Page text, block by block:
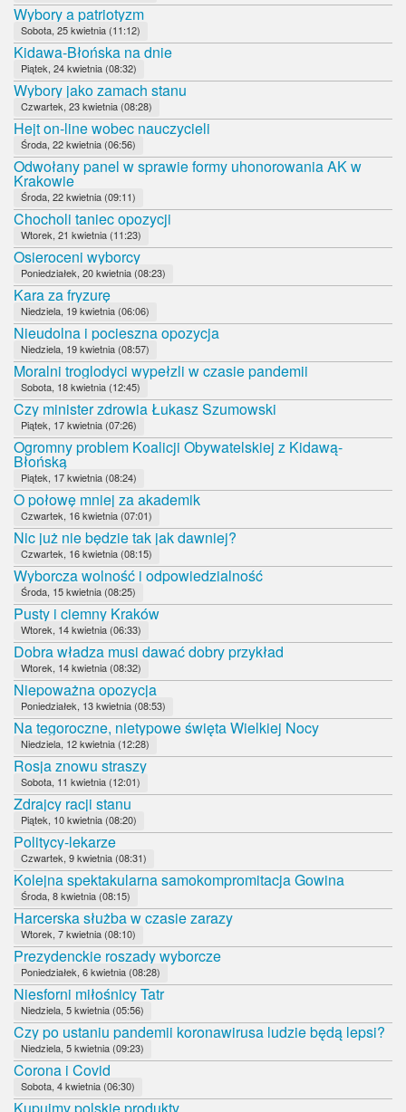
Wybory a patriotyzm
Sobota, 25 kwietnia (11:12)
Kidawa-Błońska na dnie
Piątek, 24 kwietnia (08:32)
Wybory jako zamach stanu
Czwartek, 23 kwietnia (08:28)
Hejt on-line wobec nauczycieli
Środa, 22 kwietnia (06:56)
Odwołany panel w sprawie formy uhonorowania AK w
Krakowie
Środa, 22 kwietnia (09:11)
Chocholi taniec opozycji
Wtorek, 21 kwietnia (11:23)
Osieroceni wyborcy
Poniedziałek, 20 kwietnia (08:23)
Kara za fryzurę
Niedziela, 19 kwietnia (06:06)
Nieudolna i pocieszna opozycja
Niedziela, 19 kwietnia (08:57)
Moralni troglodyci wypełzli w czasie pandemii
Sobota, 18 kwietnia (12:45)
Czy minister zdrowia Łukasz Szumowski
Piątek, 17 kwietnia (07:26)
Ogromny problem Koalicji Obywatelskiej z Kidawą-
Błońską
Piątek, 17 kwietnia (08:24)
O połowę mniej za akademik
Czwartek, 16 kwietnia (07:01)
Nic już nie będzie tak jak dawniej?
Czwartek, 16 kwietnia (08:15)
Wyborcza wolność i odpowiedzialność
Środa, 15 kwietnia (08:25)
Pusty i ciemny Kraków
Wtorek, 14 kwietnia (06:33)
Dobra władza musi dawać dobry przykład
Wtorek, 14 kwietnia (08:32)
Niepoważna opozycja
Poniedziałek, 13 kwietnia (08:53)
Na tegoroczne, nietypowe święta Wielkiej Nocy
Niedziela, 12 kwietnia (12:28)
Rosja znowu straszy
Sobota, 11 kwietnia (12:01)
Zdrajcy racji stanu
Piątek, 10 kwietnia (08:20)
Politycy-lekarze
Czwartek, 9 kwietnia (08:31)
Kolejna spektakularna samokompromitacja Gowina
Środa, 8 kwietnia (08:15)
Harcerska służba w czasie zarazy
Wtorek, 7 kwietnia (08:10)
Prezydenckie roszady wyborcze
Poniedziałek, 6 kwietnia (08:28)
Niesforni miłośnicy Tatr
Niedziela, 5 kwietnia (05:56)
Czy po ustaniu pandemii koronawirusa ludzie będą lepsi?
Niedziela, 5 kwietnia (09:23)
Corona i Covid
Sobota, 4 kwietnia (06:30)
Kupujmy polskie produkty